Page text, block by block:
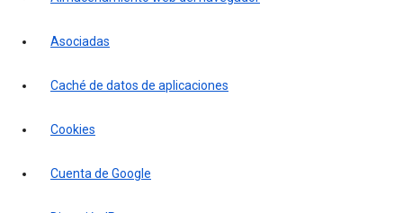
Asociadas
Caché de datos de aplicaciones
Cookies
Cuenta de Google